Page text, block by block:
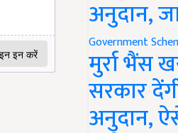
अनुदान,
Government
मुर्रा भैंस
सरकार
अनुदान,